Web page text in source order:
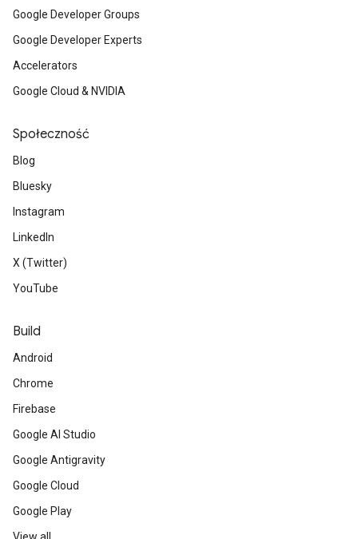
Google Developer Groups
Google Developer Experts
Accelerators
Google Cloud & NVIDIA
Społeczność
Blog
Bluesky
Instagram
LinkedIn
X (Twitter)
YouTube
Build
Android
Chrome
Firebase
Google AI Studio
Google Antigravity
Google Cloud
Google Play